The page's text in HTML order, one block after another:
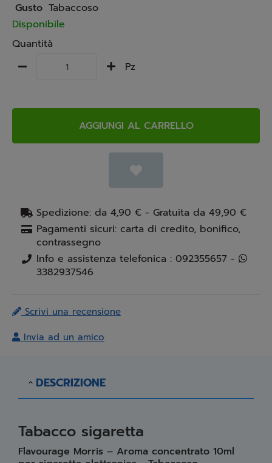
Gusto Tabaccoso
Disponibile
Quantità
Pz
AGGIUNGI AL CARRELLO
Spedizione: da 4,90 € - Gratuita da 49,90 €
Pagamenti sicuri: carta di credito, bonifico,
contrassegno
Info e assistenza telefonica : 092355657 -
3382937546
Scrivi una recensione
Invia ad un amico
DESCRIZIONE
Tabacco sigaretta
Flavourage Morris – Aroma concentrato 10ml